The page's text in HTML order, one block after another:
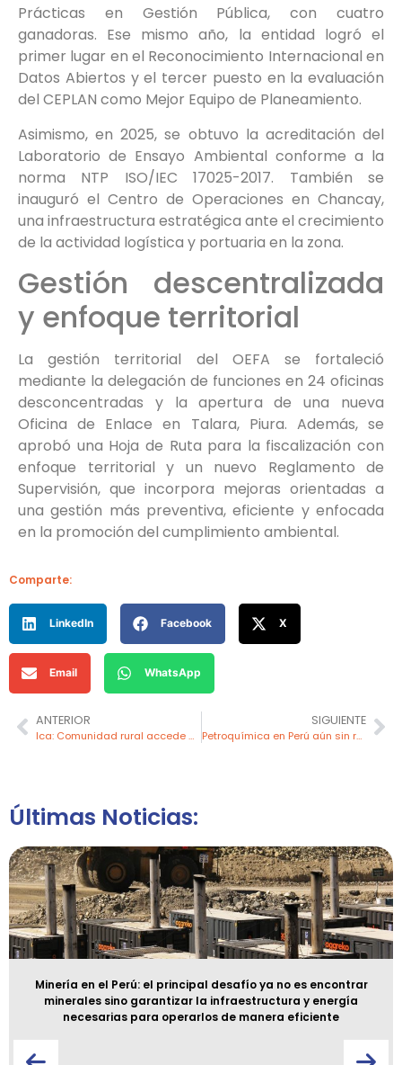
Prácticas en Gestión Pública, con cuatro
ganadoras. Ese mismo año, la entidad logró el
primer lugar en el Reconocimiento Internacional en
Datos Abiertos y el tercer puesto en la evaluación
del CEPLAN como Mejor Equipo de Planeamiento.
Asimismo, en 2025, se obtuvo la acreditación del
Laboratorio de Ensayo Ambiental conforme a la
norma NTP ISO/IEC 17025-2017. También se
inauguró el Centro de Operaciones en Chancay,
una infraestructura estratégica ante el crecimiento
de la actividad logística y portuaria en la zona.
Gestión descentralizada
y enfoque territorial
La gestión territorial del OEFA se fortaleció
mediante la delegación de funciones en 24 oficinas
desconcentradas y la apertura de una nueva
Oficina de Enlace en Talara, Piura. Además, se
aprobó una Hoja de Ruta para la fiscalización con
enfoque territorial y un nuevo Reglamento de
Supervisión, que incorpora mejoras orientadas a
una gestión más preventiva, eficiente y enfocada
en la promoción del cumplimiento ambiental.
Comparte:
LinkedIn Facebook X
Email WhatsApp
ANTERIOR
Ica: Comunidad rural accede a luz e Internet con energía solar y eólica
SIGUIENTE
Petroquímica en Perú aún sin rumbo claro pese a avance entre Perupetro y Camisea
Últimas Noticias:
Minería en el Perú: el principal desafío ya no es encontrar
minerales sino garantizar la infraestructura y energía
necesarias para operarlos de manera eficiente